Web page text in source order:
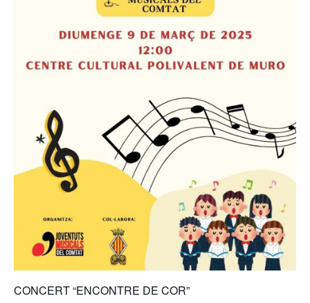
CONCERT “ENCONTRE DE COR”